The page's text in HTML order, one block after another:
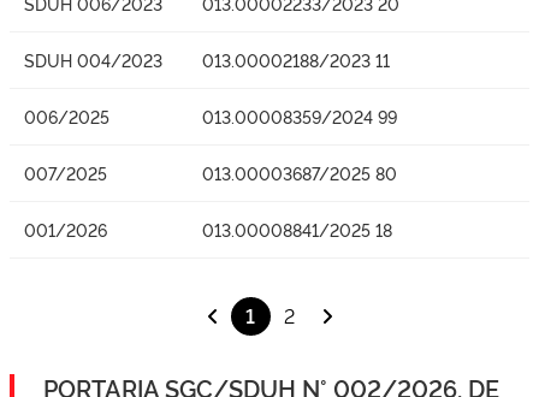
SDUH 004/2023 013.00002188/2023 11
006/2025 013.00008359/2024 99
007/2025 013.00003687/2025 80
001/2026 013.00008841/2025 18
1 2
PORTARIA SGC/SDUH N° 002/2026, DE